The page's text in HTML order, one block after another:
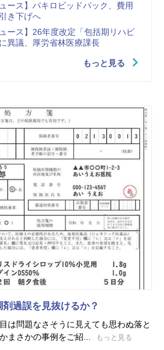
ース】パキロビッドパック、費用
き下げへ
ース】26年度改定「包括期リハビ
異議、厚労省林医療課長
もっと見る
過誤を見抜けるか？
は問題なさそうに見えても思わぬ落と
まさかの事例をご紹...
もっと見る